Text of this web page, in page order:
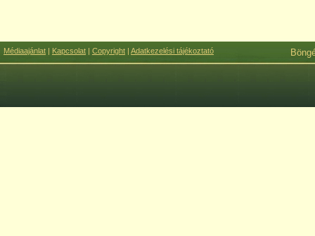
Médiaajánlat | Kapcsolat | Copyright | Adatkezelési tájékoztató